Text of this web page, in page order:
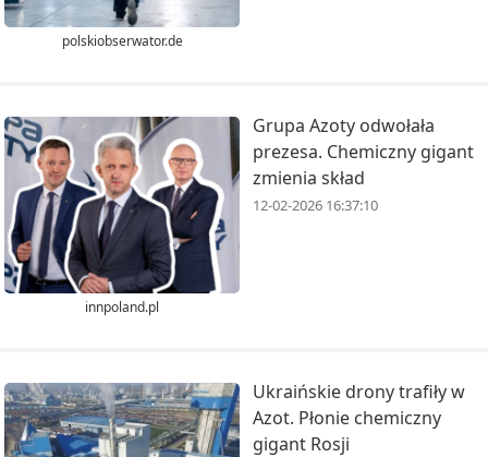
polskiobserwator.de
innpoland.pl
Grupa Azoty odwołała
prezesa. Chemiczny gigant
zmienia skład
12-02-2026 16:37:10
Ukraińskie drony trafiły w
Azot. Płonie chemiczny
gigant Rosji